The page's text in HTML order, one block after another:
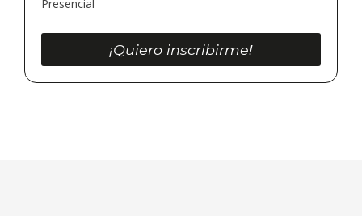
Presencial
¡Quiero inscribirme!